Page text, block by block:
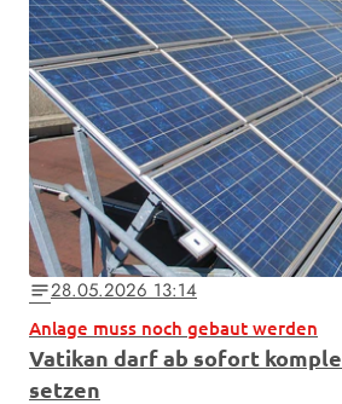
notes28.05.2026 13:14
Anlage muss noch gebaut werden
Vatikan darf ab sofort
setzen